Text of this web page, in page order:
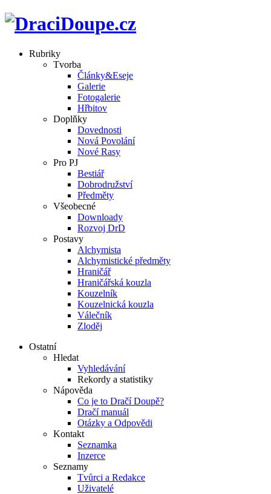
Rubriky
Tvorba
Články&Eseje
Galerie
Fotogalerie
Hřbitov
Doplňky
Dovednosti
Nová Povolání
Nové Rasy
Pro PJ
Bestiář
Dobrodružství
Předměty
Všeobecné
Downloady
Rozvoj DrD
Postavy
Alchymista
Alchymistické předměty
Hraničář
Hraničářská kouzla
Kouzelník
Kouzelnická kouzla
Válečník
Zloděj
Ostatní
Hledat
Vyhledávání
Rekordy a statistiky
Nápověda
Co je to Dračí Doupě?
Dračí manuál
Otázky a Odpovědi
Kontakt
Seznamka
Inzerce
Seznamy
Tvůrci a Redakce
Uživatelé